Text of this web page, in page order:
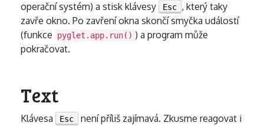
operační systém) a stisk klávesy
Esc , který taky
zavře okno. Po zavření okna skončí smyčka událostí
(funkce
pyglet.app.run() ) a program může
pokračovat.
Text
Klávesa Esc
není příliš zajímavá. Zkusme reagovat i